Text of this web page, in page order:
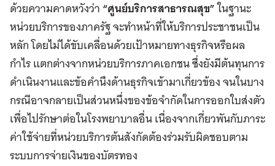
ด้วยความคาดหวังว่า“ศูนย์บริการสาธารณสุข”ในฐานะ
หน่วยบริการของภาครัฐ จะทำหน้าที่ให้บริการประชาชนเป็น
หลัก โดยไม่ได้ขับเคลื่อนด้วยเป้าหมายทางธุรกิจหรือผล
กำไร แตกต่างจากหน่วยบริการภาคเอกชน ซึ่งยังมีต้นทุนการ
ดำเนินงานและข้อคำนึงด้านธุรกิจเข้ามาเกี่ยวข้อง จนในบาง
กรณีอาจกลายเป็นส่วนหนึ่งของข้อจำกัดในการออกใบส่งตัว
เพื่อไปรักษาต่อในโรงพยาบาลอื่น เนื่องจากเกี่ยวพันกับภาระ
ค่าใช้จ่ายที่หน่วยบริการต้นสังกัดต้องร่วมรับผิดชอบตาม
ระบบการจ่ายเงินของบัตรทอง